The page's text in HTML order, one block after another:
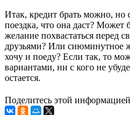
Итак, кредит брать можно, но
поездка, что она даст? Может
желание похвастаться перед
друзьями? Или сиюминутное
хочу и поеду? Если так, то
вариантами, ни с кого не
остается.
Поделитесь этой